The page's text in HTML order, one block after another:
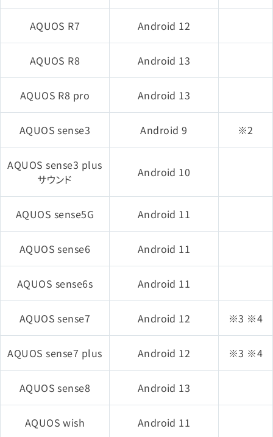
iOS 12
iPad mini（第5世代）
iPad Air（第3世代）
iPhone XS
iPhone XS Max
iPhone XR
iPhone 8
iPhone 8 Plus
iPhone X
iPad 9.7インチ（第6世
代）
iPhone 7
iOS 10
iPhone 7 Plus
iPad 9.7インチ
AQUOS R7 Android 12
AQUOS R8 Android 13
AQUOS R8 pro Android 13
AQUOS sense3 Android 9 ※2
AQUOS sense3 plus
サウンド
Android 10
AQUOS sense5G Android 11
AQUOS sense6 Android 11
AQUOS sense6s Android 11
AQUOS sense7 Android 12 ※3 ※4
AQUOS sense7 plus Android 12 ※3 ※4
AQUOS sense8 Android 13
AQUOS wish Android 11